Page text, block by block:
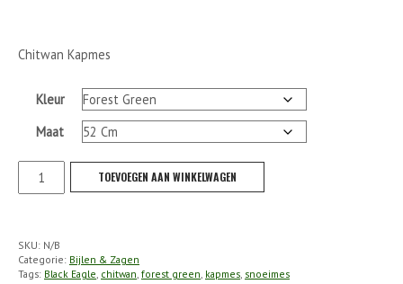
Chitwan Kapmes
Kleur
Maat
Black
Eagle
Kapmes
aantal
TOEVOEGEN AAN WINKELWAGEN
SKU: N/B
Categorie: Bijlen & Zagen
Tags: Black Eagle chitwan forest green kapmes snoeimes